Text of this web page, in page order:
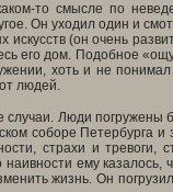
то смысле по
Он уходил один и
(он очень
его дом. Подобное
хоть и не
людей.
Люди
соборе Петербурга
страхи и
ему
жизнь. Он